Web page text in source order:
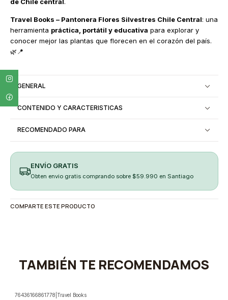
Travel Books – Pantonera Flores Silvestres Chile Central: una
herramienta práctica, portátil y educativa para explorar y
conocer mejor las plantas que florecen en el corazón del país.
🌿📍
GENERAL
CONTENIDO Y CARACTERISTICAS
RECOMENDADO PARA
ENVÍO GRATIS
Obten envio gratis comprando sobre $59.990 en Santiago
COMPARTE ESTE PRODUCTO
TAMBIÉN TE RECOMENDAMOS
76436166861778 Travel Books